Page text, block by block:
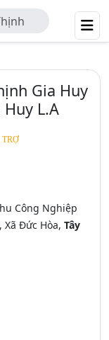
Gia
Gia Huy
L.A
Công Nghiệp
Xã Đức Hòa, Tây